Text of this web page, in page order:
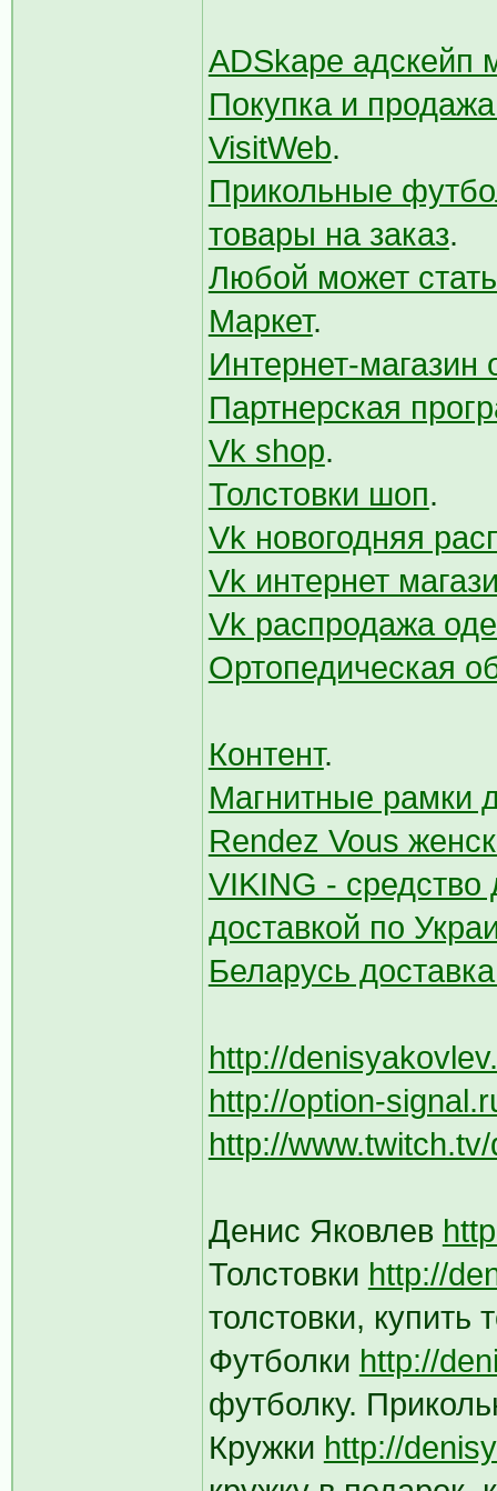
ADSkape адскейп
Покупка и
VisitWeb.
Прикольные
товары на заказ.
Любой может
Маркет.
Интернет-магазин
Партнерская
Vk shop.
Толстовки шоп.
Vk новогодняя
Vk интернет
Vk распродажа
Ортопедическая
Контент.
Магнитные рамки
Rendez Vous
VIKING -
доставкой по
Беларусь
http://
http://option-
http://
Денис Яковлев
Толстовки http://
толстовки, купить
Футболки http://
футболку.
Кружки http://